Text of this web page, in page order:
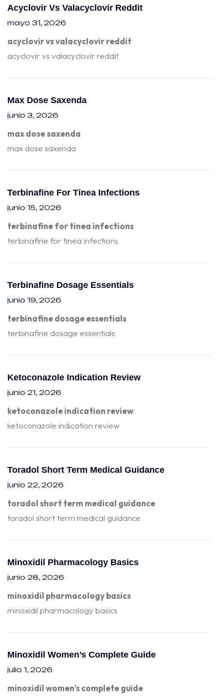
Acyclovir Vs Valacyclovir Reddit
mayo 31, 2026
acyclovir vs valacyclovir reddit
acyclovir vs valacyclovir reddit
Max Dose Saxenda
junio 3, 2026
max dose saxenda
max dose saxenda
Terbinafine For Tinea Infections
junio 15, 2026
terbinafine for tinea infections
terbinafine for tinea infections
Terbinafine Dosage Essentials
junio 19, 2026
terbinafine dosage essentials
terbinafine dosage essentials
Ketoconazole Indication Review
junio 21, 2026
ketoconazole indication review
ketoconazole indication review
Toradol Short Term Medical Guidance
junio 22, 2026
toradol short term medical guidance
toradol short term medical guidance
Minoxidil Pharmacology Basics
junio 28, 2026
minoxidil pharmacology basics
minoxidil pharmacology basics
Minoxidil Women’s Complete Guide
julio 1, 2026
minoxidil women’s complete guide